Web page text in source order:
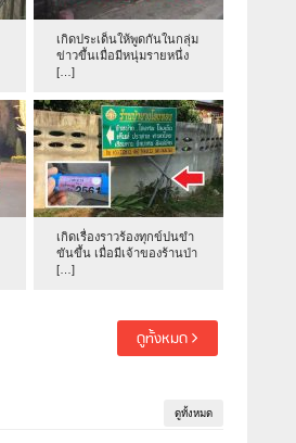
เกิดประเด็นให้พูดกันในกลุ่ม
ข่าวขึ้นเมื่อมีหนุ่มรายหนึ่ง
[…]
เกิดเรื่องราวร้องทุกข์ปนขำ
ขันขึ้น เมื่อมีเจ้าของร้านป่า
[…]
ดูทั้งหมด
ดูทั้งหมด